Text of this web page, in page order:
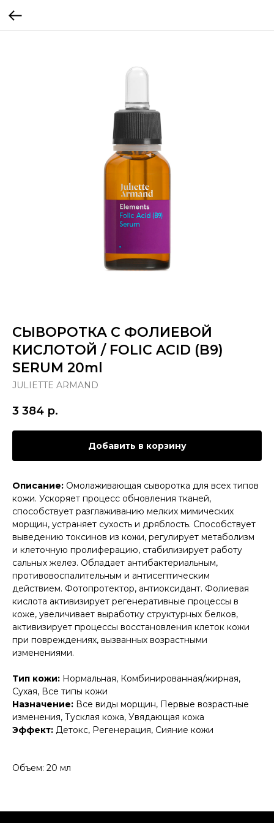
СЫВОРОТКА С ФОЛИЕВОЙ
КИСЛОТОЙ / FOLIC ACID (B9)
SERUM 20ml
JULIETTE ARMAND
3 384 р.
Добавить в корзину
Описание: Омолаживающая сыворотка для всех типов
кожи. Ускоряет процесс обновления тканей,
способствует разглаживанию мелких мимических
морщин, устраняет сухость и дряблость. Способствует
выведению токсинов из кожи, регулирует метаболизм
и клеточную пролиферацию, стабилизирует работу
сальных желез. Обладает антибактериальным,
противовоспалительным и антисептическим
действием. Фотопротектор, антиоксидант. Фолиевая
кислота активизирует регенеративные процессы в
коже, увеличивает выработку структурных белков,
активизирует процессы восстановления клеток кожи
при повреждениях, вызванных возрастными
изменениями.
Тип кожи: Нормальная, Комбинированная/жирная,
Сухая, Все типы кожи
Назначение: Все виды морщин, Первые возрастные
изменения, Тусклая кожа, Увядающая кожа
Эффект: Детокс, Регенерация, Cияние кожи
Объем: 20 мл